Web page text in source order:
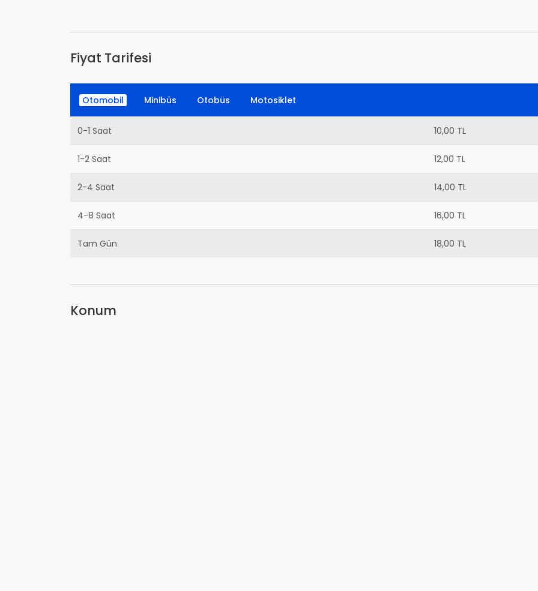
Fiyat Tarifesi
Otomobil Minibüs Otobüs Motosiklet
0-1 Saat 10,00 TL
1-2 Saat 12,00 TL
2-4 Saat 14,00 TL
4-8 Saat 16,00 TL
Tam Gün 18,00 TL
Konum